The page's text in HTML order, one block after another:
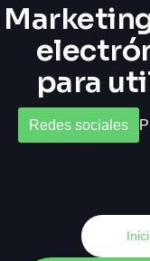
para
Redes sociales